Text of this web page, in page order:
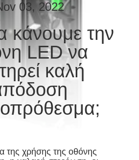
03, 2022
κάνουμε την
LED να
καλή
της χρήσης της οθόνης